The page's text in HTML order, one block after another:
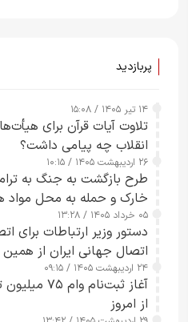
پربازدید
۱۴ تیر ۱۴۰۵ / ۱۵:۰۸
تلاوت آیات قرآن برای
انقلاب چه پیامی داشت؟
۲۶ اردیبهشت ۱۴۰۵ / ۱۰:۱۵
طرح‌ بازگشت به جنگ به
خارک و حمله به محل
۰۵ خرداد ۱۴۰۵ / ۱۳:۲۸
دستور وزیر ارتباطات برای
اتصال جهانی ایران از
کامل مردم تا ۲۴ ساعت آینده
۲۴ اردیبهشت ۱۴۰۵ / ۰۹:۱۵
آغاز
از امروز